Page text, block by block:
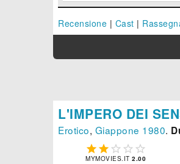
Recensione | Cast |
L'IMPERO DEI
Erotico, Giappone 1980.
    
MYMOVIES.IT2.00